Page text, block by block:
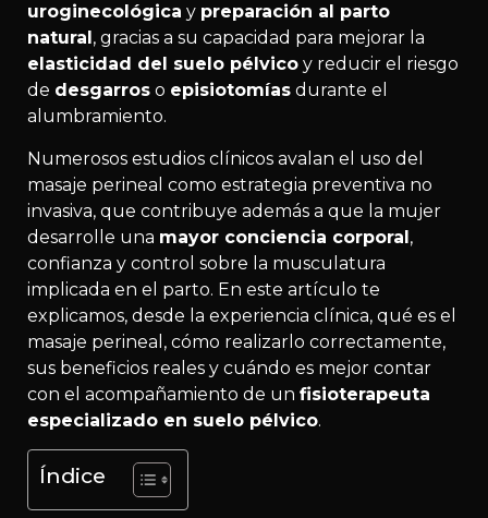
uroginecológica y preparación al parto
natural , gracias a su capacidad para mejorar la
elasticidad del suelo pélvico y reducir el riesgo
de desgarros o episiotomías durante el
alumbramiento.
Numerosos estudios clínicos avalan el uso del
masaje perineal como estrategia preventiva no
invasiva, que contribuye además a que la mujer
desarrolle una mayor conciencia corporal,
confianza y control sobre la musculatura
implicada en el parto. En este artículo te
explicamos, desde la experiencia clínica, qué es el
masaje perineal, cómo realizarlo correctamente,
sus beneficios reales y cuándo es mejor contar
con el acompañamiento de un fisioterapeuta
especializado en suelo pélvico.
Índice